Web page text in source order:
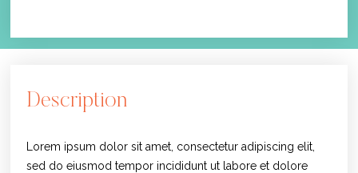
Description
Lorem ipsum dolor sit amet, consectetur adipiscing elit,
sed do eiusmod tempor incididunt ut labore et dolore